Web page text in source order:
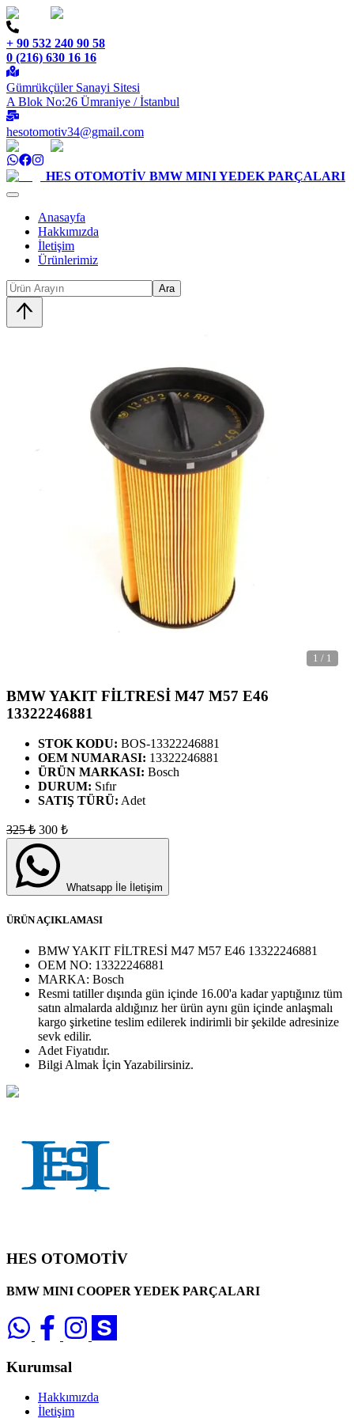
+ 90 532 240 90 58
0 (216) 630 16 16
Gümrükçüler Sanayi Sitesi
A Blok No:26 Ümraniye / İstanbul
hesotomotiv34@gmail.com
HES OTOMOTİV BMW MINI YEDEK PARÇALARI
Anasayfa
Hakkımızda
İletişim
Ürünlerimiz
Ara
1 / 1
BMW YAKIT FİLTRESİ M47 M57 E46
13322246881
STOK KODU: BOS-13322246881
OEM NUMARASI: 13322246881
ÜRÜN MARKASI: Bosch
DURUM: Sıfır
SATIŞ TÜRÜ: Adet
325₺ 300 ₺
Whatsapp İle İletişim
ÜRÜN AÇIKLAMASI
BMW YAKIT FİLTRESİ M47 M57 E46 13322246881
OEM NO: 13322246881
MARKA: Bosch
Resmi tatiller dışında gün içinde 16.00'a kadar yaptığınız tüm
satın almalarda aldığınız her ürün aynı gün içinde anlaşmalı
kargo şirketine teslim edilerek indirimli bir şekilde adresinize
sevk edilir.
Adet Fiyatıdır.
Bilgi Almak İçin Yazabilirsiniz.
HES OTOMOTİV
BMW MINI COOPER YEDEK PARÇALARI
Kurumsal
Hakkımızda
İletişim